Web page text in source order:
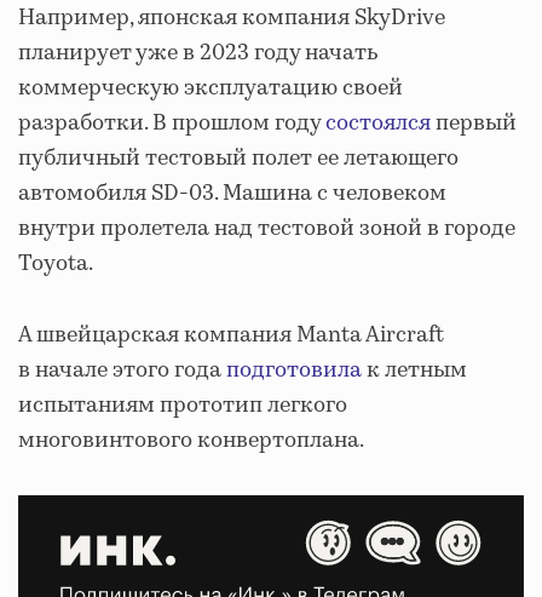
Например, японская компания SkyDrive
планирует уже в 2023 году начать
коммерческую эксплуатацию своей
разработки. В прошлом годусостоялсяпервый
публичный тестовый полет ее летающего
автомобиля SD-03. Машина с человеком
внутри пролетела над тестовой зоной в городе
Toyota.
А швейцарская компания Manta Aircraft
в начале этого годаподготовилак летным
испытаниям прототип легкого
многовинтового конвертоплана.